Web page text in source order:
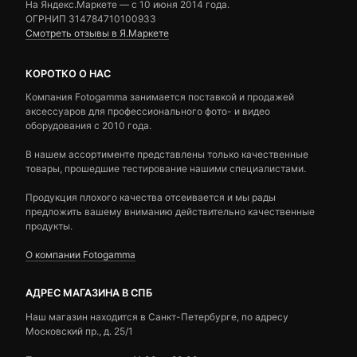
На Яндекс.Маркете — c 10 июня 2014 года.
ОГРНИП 314784710100933
Смотреть отзывы в Я.Маркете
КОРОТКО О НАС
Компания Fotogamma занимается поставкой и продажей
аксессуаров для профессионального фото- и видео
оборудования с 2010 года.
В нашем ассортименте представлены только качественные
товары, прошедшие тестирование нашими специалистами.
Продукция плохого качества отсеивается и мы рады
предложить вашему вниманию действительно качественные
продукты.
О компании Fotogamma
АДРЕС МАГАЗИНА В СПБ
Наш магазин находится в Санкт-Петербурге, по адресу
Московский пр., д. 25/1